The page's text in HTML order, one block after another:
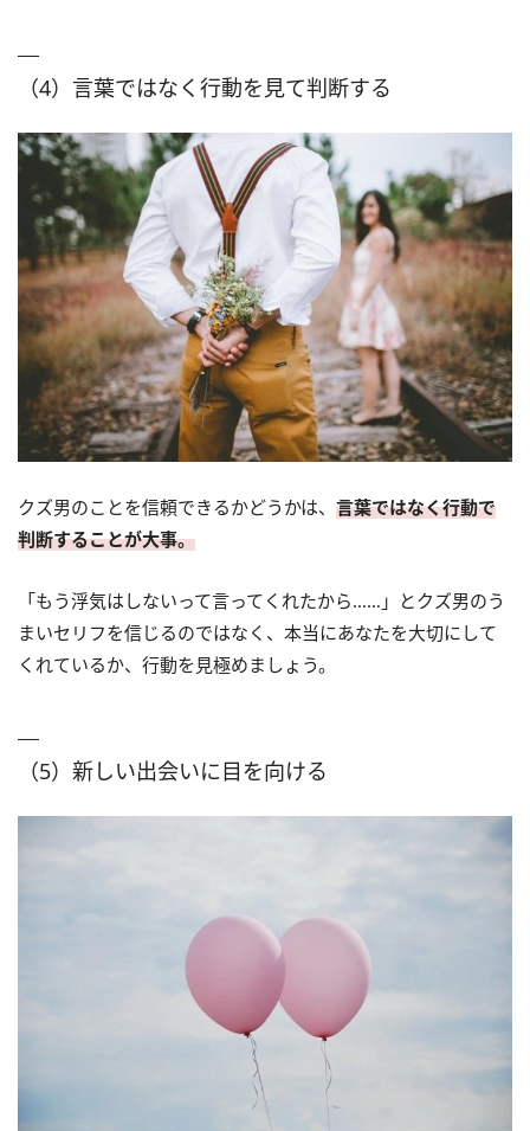
（4）言葉ではなく行動を見て判断する
クズ男のことを信頼できるかどうかは、 言葉ではなく行動で
判断することが大事。
「もう浮気はしないって言ってくれたから……」とクズ男のう
まいセリフを信じるのではなく、本当にあなたを大切にして
くれているか、行動を見極めましょう。
（5）新しい出会いに目を向ける